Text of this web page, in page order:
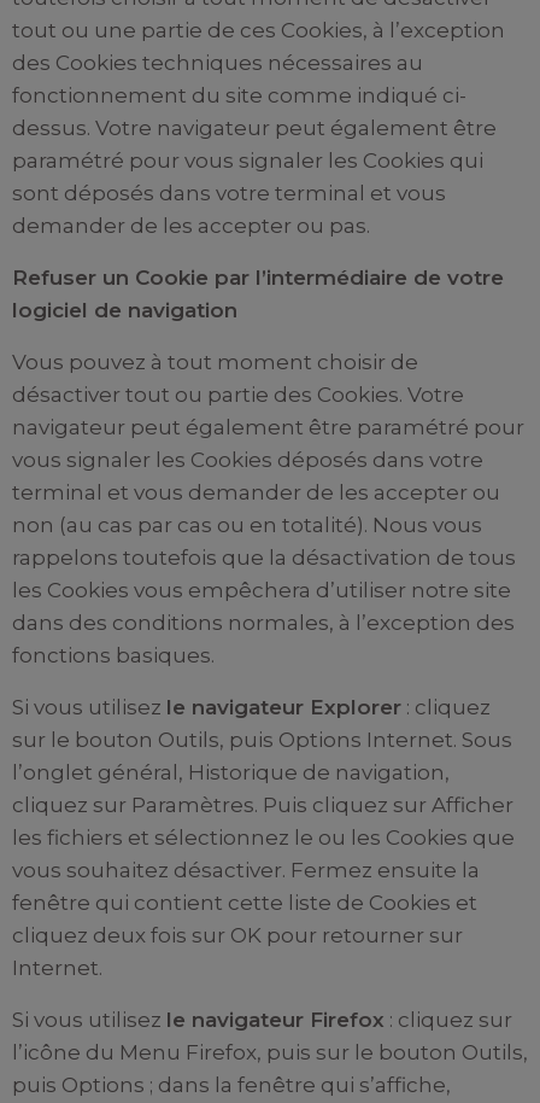
tout ou une partie de ces Cookies, à l’exception
des Cookies techniques nécessaires au
fonctionnement du site comme indiqué ci-
dessus. Votre navigateur peut également être
paramétré pour vous signaler les Cookies qui
sont déposés dans votre terminal et vous
demander de les accepter ou pas.
Refuser un Cookie par l’intermédiaire de votre
logiciel de navigation
Vous pouvez à tout moment choisir de
désactiver tout ou partie des Cookies. Votre
navigateur peut également être paramétré pour
vous signaler les Cookies déposés dans votre
terminal et vous demander de les accepter ou
non (au cas par cas ou en totalité). Nous vous
rappelons toutefois que la désactivation de tous
les Cookies vous empêchera d’utiliser notre site
dans des conditions normales, à l’exception des
fonctions basiques.
Si vous utilisez le navigateur Explorer : cliquez
sur le bouton Outils, puis Options Internet. Sous
l’onglet général, Historique de navigation,
cliquez sur Paramètres. Puis cliquez sur Afficher
les fichiers et sélectionnez le ou les Cookies que
vous souhaitez désactiver. Fermez ensuite la
fenêtre qui contient cette liste de Cookies et
cliquez deux fois sur OK pour retourner sur
Internet.
Si vous utilisez le navigateur Firefox : cliquez sur
l’icône du Menu Firefox, puis sur le bouton Outils,
puis Options ; dans la fenêtre qui s’affiche,